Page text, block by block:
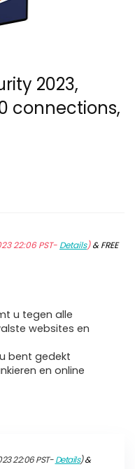
2023,
connections,
22:06 PST- Details)&FREE
u tegen alle
websites en
bent gedekt
en online
22:06 PST-Details)&